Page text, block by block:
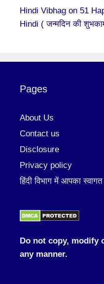
Hindi Vibhag on 51
Hindi ( जन्मदिन की
Pages
About Us
Contact us
Disclosure
Privacy policy
हिंदी विभाग में आपका
Do not copy, modify
any manner.